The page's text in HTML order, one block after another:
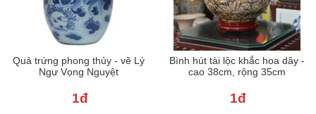
Quả trứng phong thủy - vẽ Lý
Ngư Vọng Nguyệt
1đ
Bình hút tài lộc khắc hoa dây -
cao 38cm, rộng 35cm
1đ